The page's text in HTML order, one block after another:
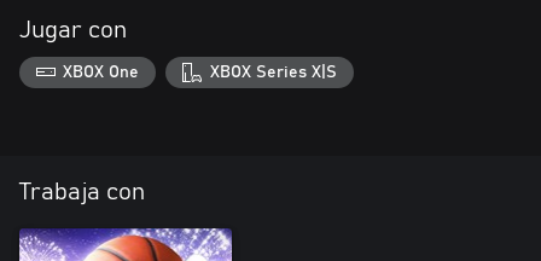
Jugar con
XBOX One XBOX Series X|S
Trabaja con